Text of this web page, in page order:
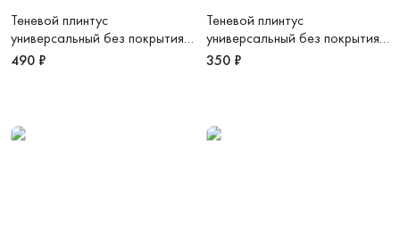
Теневой плинтус
универсальный без покрытия
13х38х3000 мм, зазор 30 мм
490 ₽
Теневой плинтус
универсальный без покрытия
11х24х3000 мм, зазор 20 мм
350 ₽